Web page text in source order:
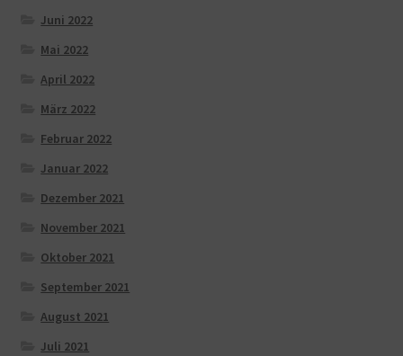
Juni 2022
Mai 2022
April 2022
März 2022
Februar 2022
Januar 2022
Dezember 2021
November 2021
Oktober 2021
September 2021
August 2021
Juli 2021